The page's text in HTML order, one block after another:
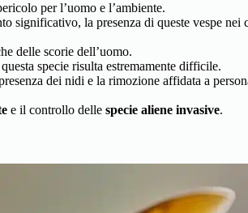
per l’uomo e l’ambiente.
significativo, la presenza di queste vespe nei
delle scorie dell’uomo.
specie risulta estremamente difficile.
dei nidi e la rimozione affidata a
e il controllo delle specie aliene invasive.